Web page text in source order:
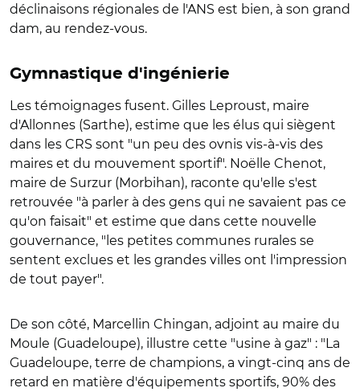
déclinaisons régionales de l'ANS est bien, à son grand
dam, au rendez-vous.
Gymnastique d'ingénierie
Les témoignages fusent. Gilles Leproust, maire
d'Allonnes (Sarthe), estime que les élus qui siègent
dans les CRS sont "un peu des ovnis vis-à-vis des
maires et du mouvement sportif". Noëlle Chenot,
maire de Surzur (Morbihan), raconte qu'elle s'est
retrouvée "à parler à des gens qui ne savaient pas ce
qu'on faisait" et estime que dans cette nouvelle
gouvernance, "les petites communes rurales se
sentent exclues et les grandes villes ont l'impression
de tout payer".
De son côté, Marcellin Chingan, adjoint au maire du
Moule (Guadeloupe), illustre cette "usine à gaz" : "La
Guadeloupe, terre de champions, a vingt-cinq ans de
retard en matière d'équipements sportifs, 90% des